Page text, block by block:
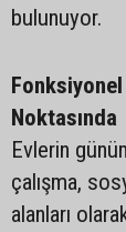
bulunuyor.
Fonksiyonel
Noktasında
Evlerin
çalışma,
alanları